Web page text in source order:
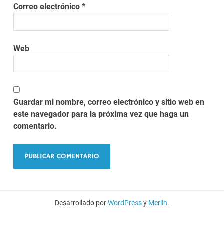
Correo electrónico*
Web
Guardar mi nombre, correo electrónico y sitio web en
este navegador para la próxima vez que haga un
comentario.
Desarrollado porWordPressy Merlin.